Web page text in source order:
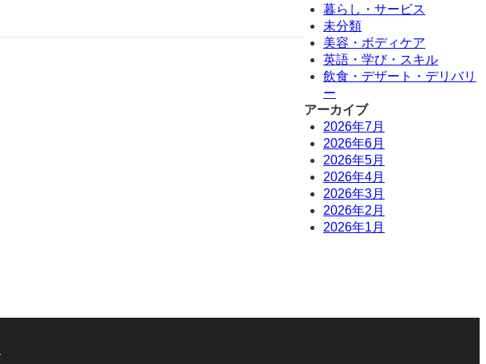
暮らし・サービス
未分類
美容・ボディケア
英語・学び・スキル
飲食・デザート・デリバリ
ー
アーカイブ
2026年7月
2026年6月
2026年5月
2026年4月
2026年3月
2026年2月
2026年1月